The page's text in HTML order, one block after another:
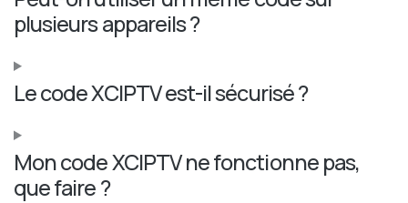
plusieurs appareils ?
Le code XCIPTV est-il sécurisé ?
Mon code XCIPTV ne fonctionne pas,
que faire ?